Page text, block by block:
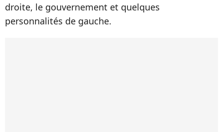
droite, le gouvernement et quelques
personnalités de gauche.